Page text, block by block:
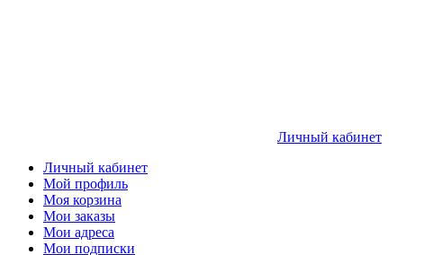
Личный кабинет
Личный кабинет
Мой профиль
Моя корзина
Мои заказы
Мои адреса
Мои подписки